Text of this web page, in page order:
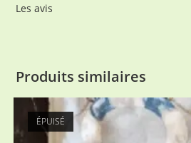
Les avis
Produits similaires
ÉPUISÉ